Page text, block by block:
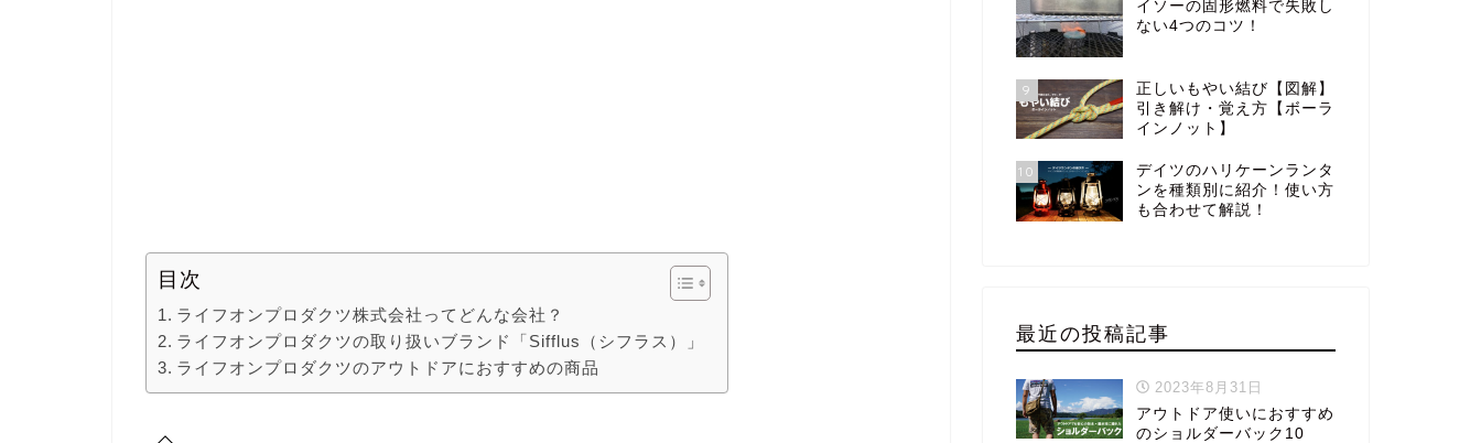
目次
ライフオンプロダクツ株式会社ってどんな会社？
ライフオンプロダクツの取り扱いブランド「Sifflus（シフラス）」
ライフオンプロダクツのアウトドアにおすすめの商品
イソーの固形燃料で失敗し
ない4つのコツ！
9
正しいもやい結び【図解】
引き解け・覚え方【ボーラ
インノット】
10
デイツのハリケーンランタ
ンを種類別に紹介！使い方
も合わせて解説！
最近の投稿記事
2023年8月31日
アウトドア使いにおすすめ
のショルダーバック10